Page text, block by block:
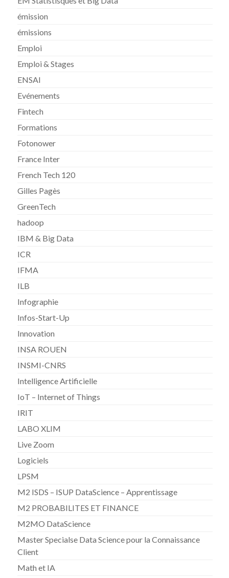
émission
émissions
Emploi
Emploi & Stages
ENSAI
Evénements
Fintech
Formations
Fotonower
France Inter
French Tech 120
Gilles Pagès
GreenTech
hadoop
IBM & Big Data
ICR
IFMA
ILB
Infographie
Infos-Start-Up
Innovation
INSA ROUEN
INSMI-CNRS
Intelligence Artificielle
IoT – Internet of Things
IRIT
LABO XLIM
Live Zoom
Logiciels
LPSM
M2 ISDS – ISUP DataScience – Apprentissage
M2 PROBABILITES ET FINANCE
M2MO DataScience
Master Specialse Data Science pour la Connaissance
Client
Math et IA